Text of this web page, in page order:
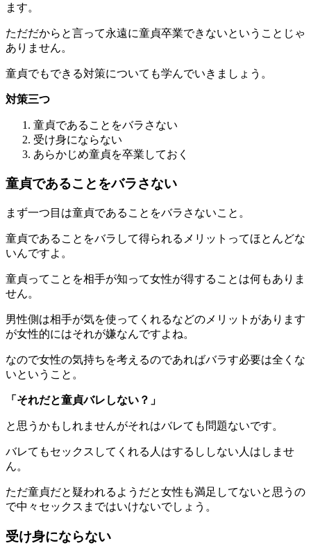
ます。
ただだからと言って永遠に童貞卒業できないということじゃ
ありません。
童貞でもできる対策についても学んでいきましょう。
対策三つ
童貞であることをバラさない
受け身にならない
あらかじめ童貞を卒業しておく
童貞であることをバラさない
まず一つ目は童貞であることをバラさないこと。
童貞であることをバラして得られるメリットってほとんどな
いんですよ。
童貞ってことを相手が知って女性が得することは何もありま
せん。
男性側は相手が気を使ってくれるなどのメリットがあります
が女性的にはそれが嫌なんですよね。
なので女性の気持ちを考えるのであればバラす必要は全くな
いということ。
「それだと童貞バレしない？」
と思うかもしれませんがそれはバレても問題ないです。
バレてもセックスしてくれる人はするししない人はしませ
ん。
ただ童貞だと疑われるようだと女性も満足してないと思うの
で中々セックスまではいけないでしょう。
受け身にならない